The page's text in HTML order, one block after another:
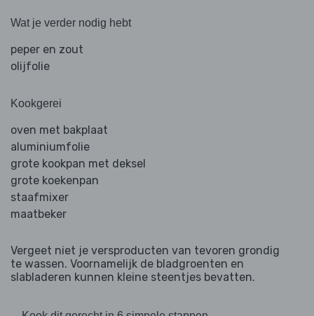
Wat je verder nodig hebt
peper en zout
olijfolie
Kookgerei
oven met bakplaat
aluminiumfolie
grote kookpan met deksel
grote koekenpan
staafmixer
maatbeker
Vergeet niet je versproducten van tevoren grondig
te wassen. Voornamelijk de bladgroenten en
slabladeren kunnen kleine steentjes bevatten.